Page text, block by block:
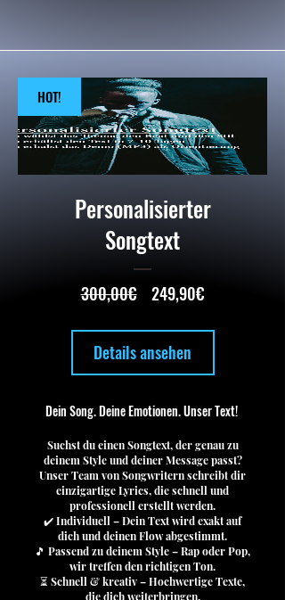
HOT!
Personalisierter
Songtext
300,00€ Standardpreis
249,90€Sale-
Details ansehen
Dein Song. Deine Emotionen. Unser Text!
Suchst du einen Songtext, der genau zu
deinem Style und deiner Message passt?
Unser Team von Songwritern schreibt dir
einzigartige Lyrics, die schnell und
professionell erstellt werden.
✔️ Individuell – Dein Text wird exakt auf
dich und deinen Flow abgestimmt.
🎵 Passend zu deinem Style – Rap oder Pop,
wir treffen den richtigen Ton.
⏳ Schnell & kreativ – Hochwertige Texte,
die dich weiterbringen.